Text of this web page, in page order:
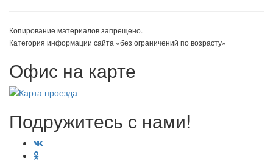
Копирование материалов запрещено.
Категория информации сайта «без ограничений по возрасту»
Офис на карте
Подружитесь с нами!